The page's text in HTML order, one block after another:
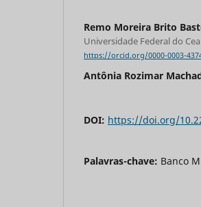
Remo Moreira Brito
Universidade Federal do
https://orcid.org/0000-0003-
Antônia Rozimar
DOI: https://doi.org/
Palavras-chave: Banco